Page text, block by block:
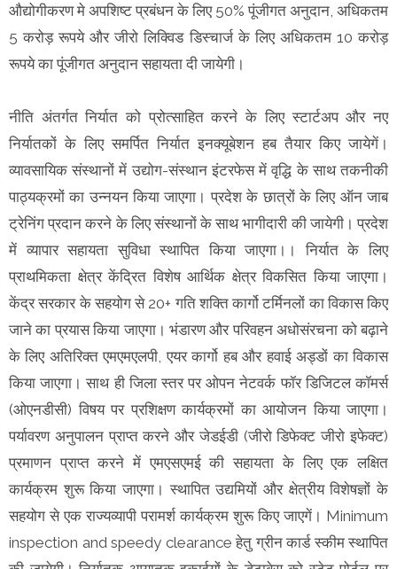
औद्योगीकरण मे अपशिष्ट प्रबंधन के लिए 50% पूंजीगत अनुदान, अधिकतम
5 करोड़ रूपये और जीरो लिक्विड डिस्चार्ज के लिए अधिकतम 10 करोड़
रूपये का पूंजीगत अनुदान सहायता दी जायेगी।
नीति अंतर्गत निर्यात को प्रोत्साहित करने के लिए स्टार्टअप और नए
निर्यातकों के लिए समर्पित निर्यात इनक्यूबेशन हब तैयार किए जायेगें।
व्यावसायिक संस्थानों में उद्योग-संस्थान इंटरफेस में वृद्धि के साथ तकनीकी
पाठ्यक्रमों का उन्नयन किया जाएगा। प्रदेश के छात्रों के लिए ऑन जाब
ट्रेनिंग प्रदान करने के लिए संस्थानों के साथ भागीदारी की जायेगी। प्रदेश
में व्यापार सहायता सुविधा स्थापित किया जाएगा।। निर्यात के लिए
प्राथमिकता क्षेत्र केंद्रित विशेष आर्थिक क्षेत्र विकसित किया जाएगा।
केंद्र सरकार के सहयोग से 20+ गति शक्ति कार्गो टर्मिनलों का विकास किए
जाने का प्रयास किया जाएगा। भंडारण और परिवहन अधोसंरचना को बढ़ाने
के लिए अतिरिक्त एमएमएलपी, एयर कार्गो हब और हवाई अड्डों का विकास
किया जाएगा। साथ ही जिला स्तर पर ओपन नेटवर्क फॉर डिजिटल कॉमर्स
(ओएनडीसी) विषय पर प्रशिक्षण कार्यक्रमों का आयोजन किया जाएगा।
पर्यावरण अनुपालन प्राप्त करने और जेडईडी (जीरो डिफेक्ट जीरो इफेक्ट)
प्रमाणन प्राप्त करने में एमएसएमई की सहायता के लिए एक लक्षित
कार्यक्रम शुरू किया जाएगा। स्थापित उद्यमियों और क्षेत्रीय विशेषज्ञों के
सहयोग से एक राज्यव्यापी परामर्श कार्यक्रम शुरू किए जाएगें। Minimum
inspection and speedy clearance हेतु ग्रीन कार्ड स्कीम स्थापित